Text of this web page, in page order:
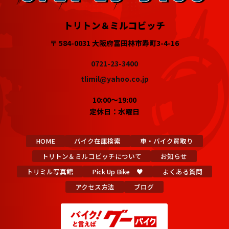
トリトン＆ミルコビッチ
〒 584-0031 大阪府富田林市寿町3-4-16
0721-23-3400
tlimil@yahoo.co.jp
10:00～19:00
定休日：水曜日
HOME バイク在庫検索
車・バイク買取り
トリトン＆ミルコビッチについて
お知らせ
トリミル写真館
Pick Up Bike ♥
よくある質問
アクセス方法
ブログ